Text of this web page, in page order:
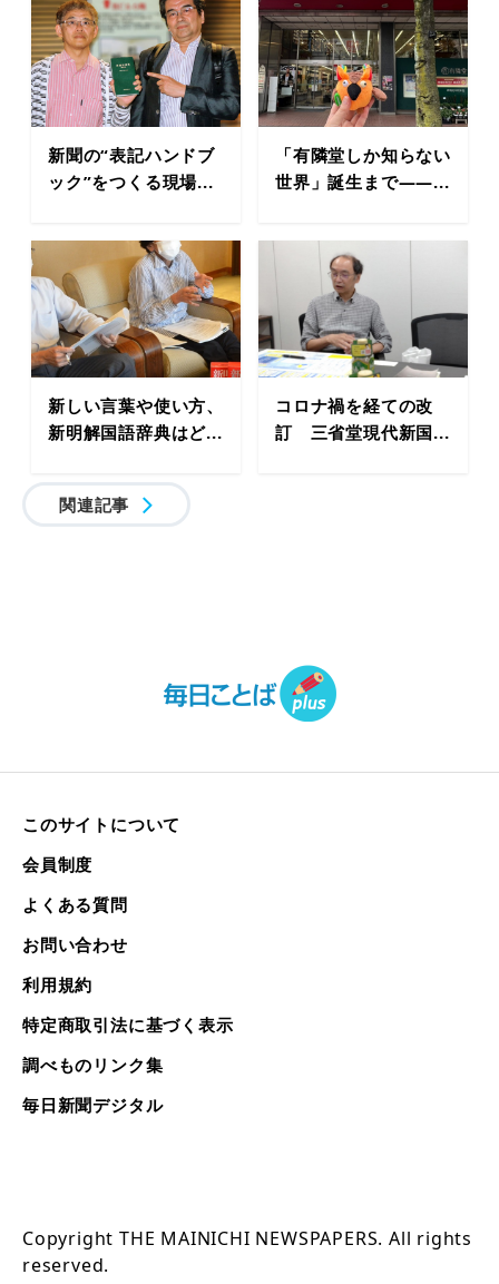
新聞の“表記ハンドブ
ック”をつくる現場...
「有隣堂しか知らない
世界」誕生まで――...
新しい言葉や使い方、
新明解国語辞典はど...
コロナ禍を経ての改
訂 三省堂現代新国...
関連記事
このサイトについて
会員制度
よくある質問
お問い合わせ
利用規約
特定商取引法に基づく表示
調べものリンク集
毎日新聞デジタル
Copyright THE MAINICHI NEWSPAPERS. All rights
reserved.